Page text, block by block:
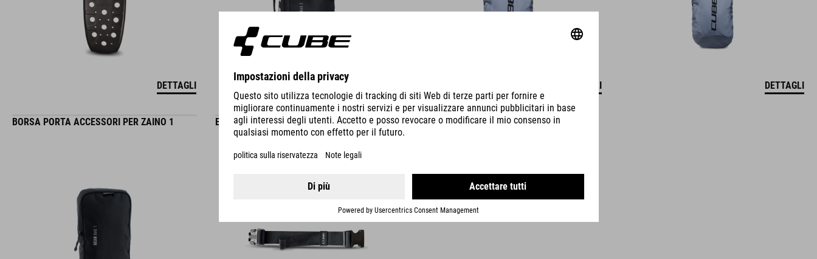
DETTAGLI DETTAGLI DETTAGLI
BORSA PORTA ACCESSORI PER ZAINO 1 ESTENSIONE CINTURA